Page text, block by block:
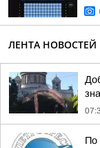
ЛЕНТА НОВОСТЕЙ
По